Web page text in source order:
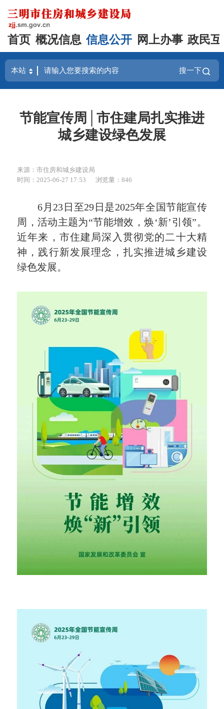
首页 概况信息 信息公开 网上办事 政民
搜一下
节能宣传周│市住建局扎实推进
城乡建设绿色发展
来源：市住房和城乡建设局
时间：2025-06-27 17:53
浏览量：846
6月23日至29日是2025年全国节能宣传
周，活动主题为“节能增效，焕‘新’引领”。
近年来，市住建局深入贯彻党的二十大精
神，践行新发展理念，扎实推进城乡建设
绿色发展。